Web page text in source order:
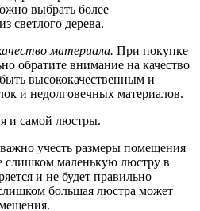
выбрать более
светлого дерева.
материала. При покупке
обратите внимание на качество
высококачественным и
и недолговечных материалов.
и самой люстры.
учесть размеры помещения
слишком маленькую люстру в
и не будет правильно
большая люстра может